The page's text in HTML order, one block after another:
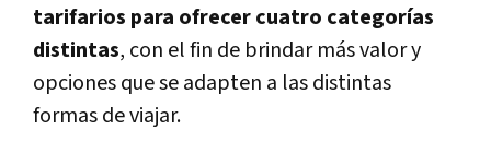
tarifarios para ofrecer cuatro categorías
distintas, con el fin de brindar más valor y
opciones que se adapten a las distintas
formas de viajar.